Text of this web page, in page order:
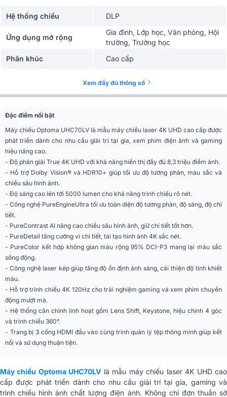
Hệ thống chiếu DLP
Ứng dụng mở rộng
Gia đình, Lớp học, Văn phòng, Hội
trường, Trường học
Phân khúc
Cao cấp
3.200.000
trợ
4
Keystone ngang
Keystone dọc ±30°
Tần số quét ngang 15 ~ 255 kHz
Tần số quét dọc
Độ đồng đều sáng 85%
Kích thước màn chiếu
hỗ trợ
7.65m)
Công nghệ nguồn
sáng
Tuổi thọ nguồn sáng
laser
lên tới 30.000 giờ
Khoảng cách chiếu 1m ~ 10m
Xem đầy đủ thông số
Đặc điểm nổi bật
Máy chiếu Optoma UHC70LV là mẫu máy chiếu laser 4K UHD cao cấp được
phát triển dành cho nhu cầu giải trí tại gia, xem phim điện ảnh và gaming
hiệu năng cao.
- Độ phân giải True 4K UHD với khả năng hiển thị đầy đủ 8,3 triệu điểm ảnh.
- Hỗ trợ Dolby Vision® và HDR10+ giúp tối ưu độ tương phản, màu sắc và
chiều sâu hình ảnh.
- Độ sáng cao lên tới 5000 lumen cho khả năng trình chiếu rõ nét.
- Công nghệ PureEngineUltra tối ưu toàn diện độ tương phản, độ sáng, độ chi
tiết.
- PureContrast AI nâng cao chiều sâu hình ảnh, giữ chi tiết tốt hơn.
- PureDetail tăng cường vi chi tiết, tái tạo hình ảnh 4K sắc nét.
- PureColor kết hợp không gian màu rộng 95% DCI-P3 mang lại màu sắc
sống động.
- Công nghệ laser kép giúp tăng độ ổn định ánh sáng, cải thiện độ tinh khiết
màu.
- Hỗ trợ trình chiếu 4K 120Hz cho trải nghiệm gaming và xem phim chuyển
động mượt mà.
- Hệ thống căn chỉnh linh hoạt gồm Lens Shift, Keystone, hiệu chỉnh 4 góc
và trình chiếu 360°.
- Trang bị 3 cổng HDMI đầu vào cùng trình quản lý tệp thông minh giúp kết
nối và sử dụng thuận tiện.
Máy chiếu Optoma UHC70LV là mẫu máy chiếu laser 4K UHD cao
cấp được phát triển dành cho nhu cầu giải trí tại gia, gaming và
trình chiếu hình ảnh chất lượng điện ảnh. Không chỉ đơn thuần sở